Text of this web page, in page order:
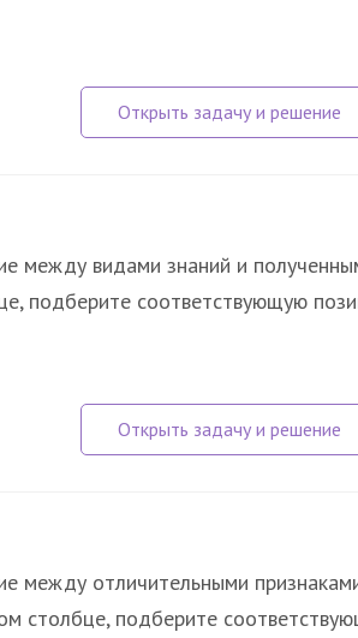
между видами знаний и
подберите соответствующую
между отличительными
столбце, подберите